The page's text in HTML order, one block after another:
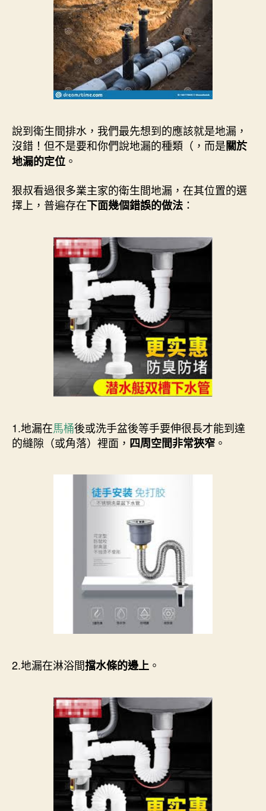
說到衛生間排水，我們最先想到的應該就是地漏，
沒錯！但不是要和你們說地漏的種類（，而是關於
地漏的定位 。
狠叔看過很多業主家的衛生間地漏，在其位置的選
擇上，普遍存在下面幾個錯誤的做法 ：
1.地漏在馬桶後或洗手盆後等手要伸很長才能到達
的縫隙（或角落）裡面， 四周空間非常狹窄 。
2.地漏在淋浴間擋水條的邊上 。